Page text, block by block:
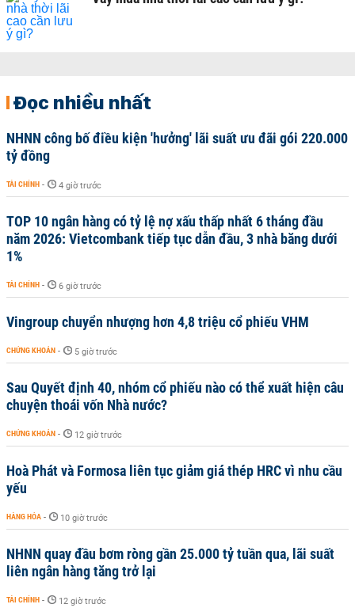
Đọc nhiều nhất
NHNN công bố điều kiện 'hưởng' lãi suất ưu đãi gói 220.000
tỷ đồng
TÀI CHÍNH - 4 giờ trước
TOP 10 ngân hàng có tỷ lệ nợ xấu thấp nhất 6 tháng đầu
năm 2026: Vietcombank tiếp tục dẫn đầu, 3 nhà băng dưới
1%
TÀI CHÍNH - 6 giờ trước
Vingroup chuyển nhượng hơn 4,8 triệu cổ phiếu VHM
CHỨNG KHOÁN - 5 giờ trước
Sau Quyết định 40, nhóm cổ phiếu nào có thể xuất hiện câu
chuyện thoái vốn Nhà nước?
CHỨNG KHOÁN - 12 giờ trước
Hoà Phát và Formosa liên tục giảm giá thép HRC vì nhu cầu
yếu
HÀNG HÓA - 10 giờ trước
NHNN quay đầu bơm ròng gần 25.000 tỷ tuần qua, lãi suất
liên ngân hàng tăng trở lại
TÀI CHÍNH - 12 giờ trước